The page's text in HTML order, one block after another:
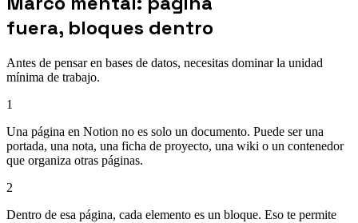
fuera, bloques dentro
Antes de pensar en bases de datos, necesitas dominar la unidad
mínima de trabajo.
1
Una página en Notion no es solo un documento. Puede ser una
portada, una nota, una ficha de proyecto, una wiki o un contenedor
que organiza otras páginas.
2
Dentro de esa página, cada elemento es un bloque. Eso te permite